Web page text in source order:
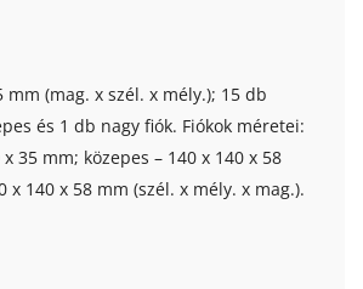
mm (mag. x szél. x mély.); 15 db
és 1 db nagy fiók. Fiókok méretei:
35 mm; közepes – 140 x 140 x 58
x 140 x 58 mm (szél. x mély. x mag.).